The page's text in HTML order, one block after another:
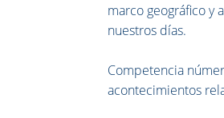
marco geográfico y
nuestros días.
Competencia
acontecimientos